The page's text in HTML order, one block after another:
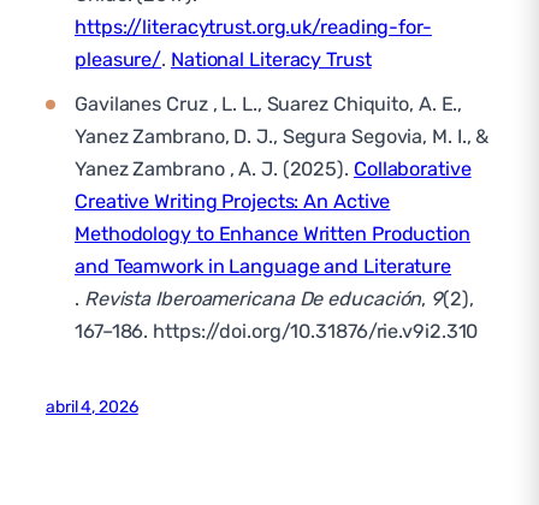
https://literacytrust.org.uk/reading-for-
pleasure/. National Literacy Trust
Gavilanes Cruz , L. L., Suarez Chiquito, A. E.,
Yanez Zambrano, D. J., Segura Segovia, M. I., &
Yanez Zambrano , A. J. (2025). Collaborative
Creative Writing Projects: An Active
Methodology to Enhance Written Production
and Teamwork in Language and Literature
. Revista Iberoamericana De educación, 9(2),
167–186. https://doi.org/10.31876/rie.v9i2.310
abril 4, 2026